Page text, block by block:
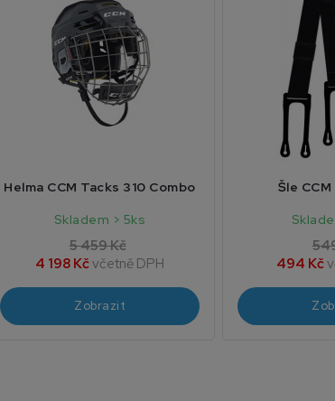
Helma CCM Tacks 310 Combo
Skladem > 5ks
5 459 Kč
4 198 Kčvčetně DPH
Zobrazit
Šle
494 Kč